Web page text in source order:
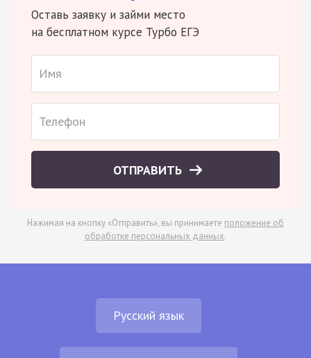
Оставь заявку и займи место
на бесплатном курсе Турбо ЕГЭ
ОТПРАВИТЬ
Нажимая на кнопку «Отправить», вы принимаете положение об
обработке персональных данных.
Русский язык